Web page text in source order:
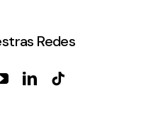
Redes